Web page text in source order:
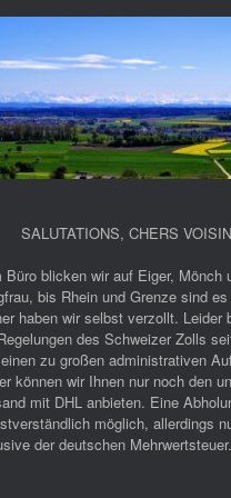
SALUTATIONS, CHERS
Büro blicken wir auf Eiger, Mönch
bis Rhein und Grenze sind
haben wir selbst verzollt. Leider
des Schweizer Zolls
zu großen administrativen
können wir Ihnen nur noch den
mit DHL anbieten. Eine
möglich, allerdings
der deutschen Mehrwertsteuer.